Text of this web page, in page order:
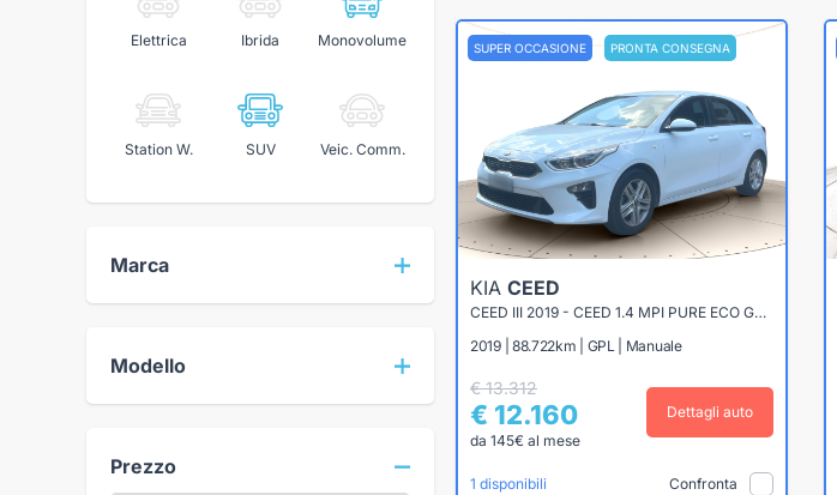
Elettrica Ibrida Monovolume
Station W. SUV Veic. Comm.
Marca
Modello
Prezzo
SUPER OCCASIONE PRONTA CONSEGNA
KIA CEED
CEED III 2019 - CEED 1.4 MPI PURE ECO GPL 96CV
2019 | 88.722km | GPL | Manuale
€ 13.312
€ 12.160
da 145€ al mese
Dettagli auto
1 disponibili Confronta